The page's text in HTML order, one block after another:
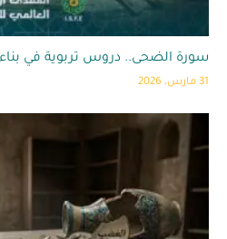
سورة الضحى.. دروس تربوية في
31 مارس، 2026